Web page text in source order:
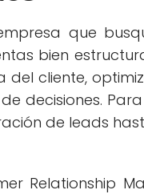
que
bien
del cliente,
decisiones.
de leads
Relationship